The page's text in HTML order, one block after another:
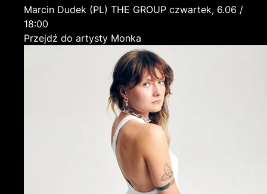
Marcin Dudek (PL) THE GROUP czwartek, 6.06 /
18:00
Przejdź do artysty Monka